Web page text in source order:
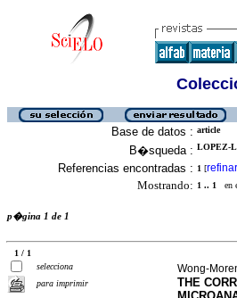
Base de datos : article
B�squeda : LOPEZ-
Referencias encontradas : 1 [refinar
Mostrando: 1 .. 1 en
p�gina 1 de 1
1 / 1
selecciona
para imprimir
Wong-
THE